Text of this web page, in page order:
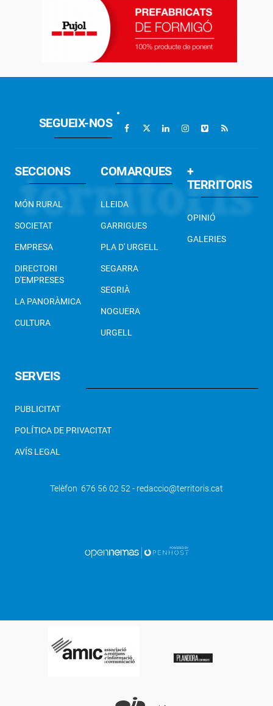
Alpicat incorpora dues places noves de
SEGUEIX-NOS
SECCIONS
MÓN RURAL
SOCIETAT
EMPRESA
DIRECTORI
D'EMPRESES
LA PANORÀMICA
CULTURA
COMARQUES
LLEIDA
GARRIGUES
PLA D' URGELL
SEGARRA
SEGRIÀ
NOGUERA
URGELL
+
TERRITORIS
OPINIÓ
GALERIES
SERVEIS
PUBLICITAT
POLÍTICA DE PRIVACITAT
AVÍS LEGAL
Telèfon 676 56 02 52 - redaccio@territoris.cat